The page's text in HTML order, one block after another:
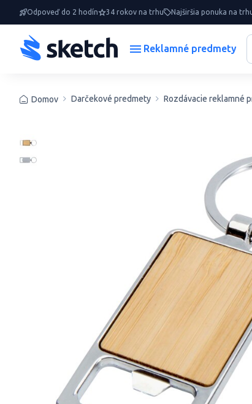
Odpoveď do 2 hodín 34 rokov na trhu Najširšia ponuka na
Reklamné predmety
Domov Darčekové predmety Rozdávacie reklamné